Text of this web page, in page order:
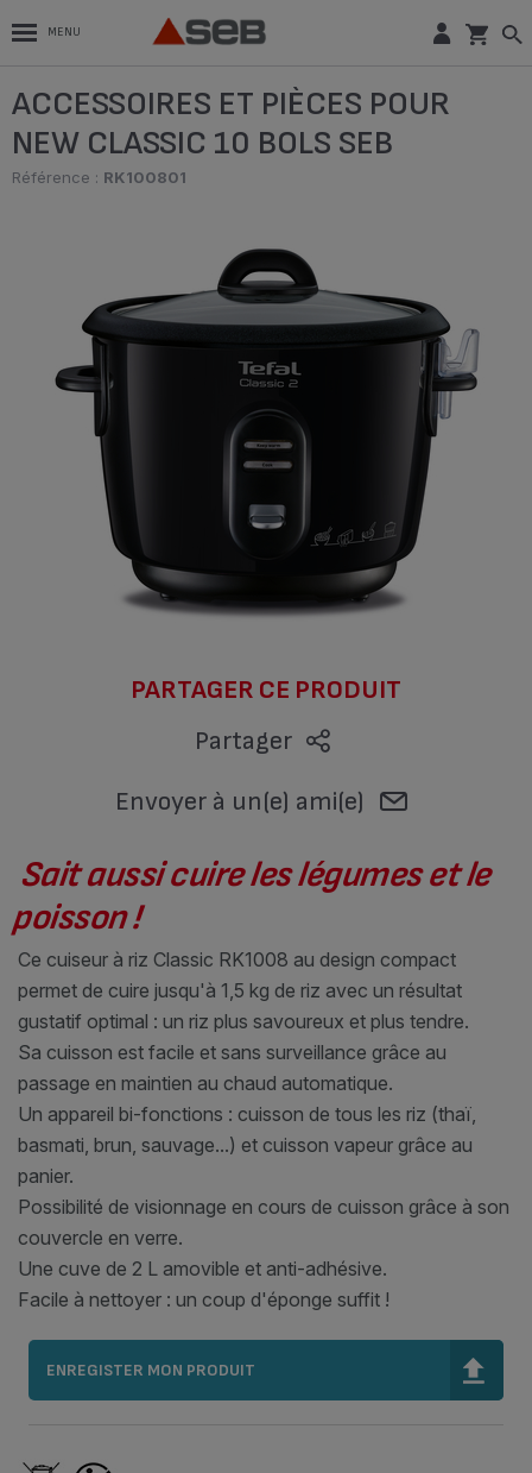
MENU
ACCESSOIRES ET PIÈCES POUR
NEW CLASSIC 10 BOLS SEB
Référence : RK100801
PARTAGER CE PRODUIT
Partager
Envoyer à un(e) ami(e)
Sait aussi cuire les légumes et le
poisson !
Ce cuiseur à riz Classic RK1008 au design compact
permet de cuire jusqu'à 1,5 kg de riz avec un résultat
gustatif optimal : un riz plus savoureux et plus tendre.
Sa cuisson est facile et sans surveillance grâce au
passage en maintien au chaud automatique.
Un appareil bi-fonctions : cuisson de tous les riz (thaï,
basmati, brun, sauvage...) et cuisson vapeur grâce au
panier.
Possibilité de visionnage en cours de cuisson grâce à son
couvercle en verre.
Une cuve de 2 L amovible et anti-adhésive.
Facile à nettoyer : un coup d'éponge suffit !
ENREGISTER MON PRODUIT